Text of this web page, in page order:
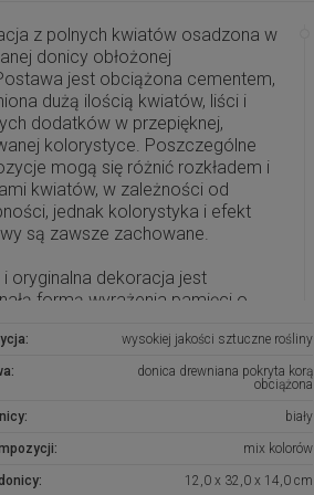
z polnych kwiatów osadzona w
donicy obłożonej
jest obciążona cementem,
dużą ilością kwiatów, liści i
dodatków w przepięknej,
kolorystyce. Poszczególne
mogą się różnić rozkładem i
kwiatów, w zależności od
jednak kolorystyka i efekt
są zawsze zachowane.
i oryginalna dekoracja jest
formą wyrażenia pamięci o
kwiaty i perfekcyjne zestawienie
sprawiają, że doskonale
kompozycje powstają w naszej
florystycznej w Toruniu na
naszych autorskich projektów.
wysokiej jakości sztuczne rośliny
donica drewniana pokryta korą
obciążona
biały
mix kolorów
12,0 x 32,0 x 14,0 cm